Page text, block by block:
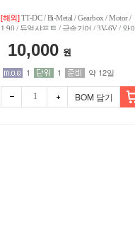
[해외] TT-DC / Bi-Metal / Gearbox / Motor /
1:90 / 듀얼샤프트 / 금속기어 / 3V-6V / 와이
10,000 원
1 1 약 12일
BOM 담기